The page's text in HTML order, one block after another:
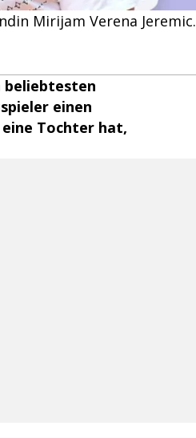
Mirijam Verena Jeremic.
beliebtesten
einen
Tochter hat,